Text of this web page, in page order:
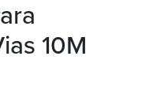
10M